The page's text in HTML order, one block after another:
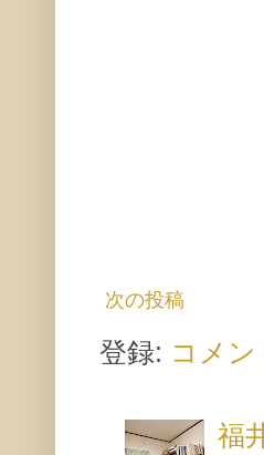
次の投稿
登録: コメン
福